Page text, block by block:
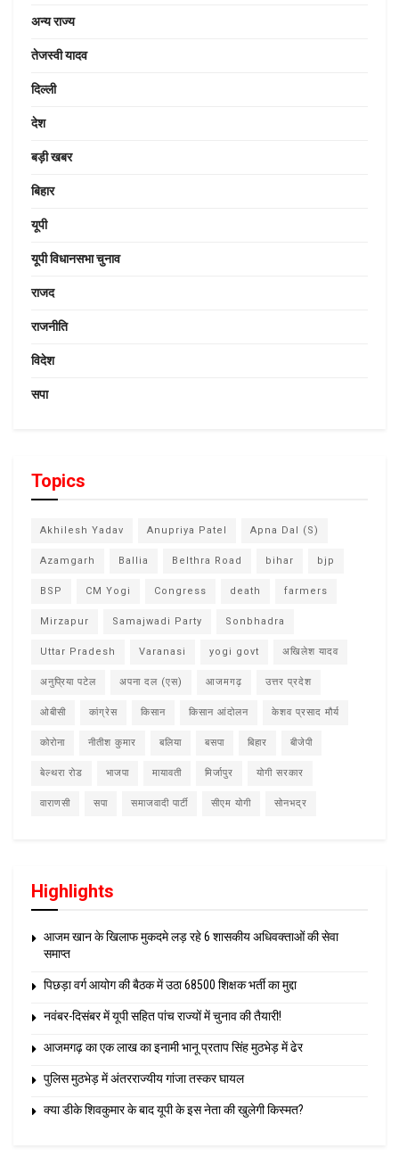
अन्य राज्य
तेजस्वी यादव
दिल्ली
देश
बड़ी खबर
बिहार
यूपी
यूपी विधानसभा चुनाव
राजद
राजनीति
विदेश
सपा
Topics
Akhilesh Yadav Anupriya Patel Apna Dal (S)
Azamgarh Ballia Belthra Road bihar bjp
BSP CM Yogi Congress death farmers
Mirzapur Samajwadi Party Sonbhadra
Uttar Pradesh Varanasi yogi govt अखिलेश यादव
अनुप्रिया पटेल अपना दल (एस) आजमगढ़ उत्तर प्रदेश
ओबीसी कांग्रेस किसान किसान आंदोलन केशव प्रसाद मौर्य
कोरोना नीतीश कुमार बलिया बसपा बिहार बीजेपी
बेल्थरा रोड भाजपा मायावती मिर्जापुर योगी सरकार
वाराणसी सपा समाजवादी पार्टी सीएम योगी सोनभद्र
Highlights
आजम खान के खिलाफ मुकदमे लड़ रहे 6 शासकीय अधिवक्ताओं की सेवा
समाप्त
पिछड़ा वर्ग आयोग की बैठक में उठा 68500 शिक्षक भर्ती का मुद्दा
नवंबर-दिसंबर में यूपी सहित पांच राज्यों में चुनाव की तैयारी!
आजमगढ़ का एक लाख का इनामी भानू प्रताप सिंह मुठभेड़ में ढेर
पुलिस मुठभेड़ में अंतरराज्यीय गांजा तस्कर घायल
क्या डीके शिवकुमार के बाद यूपी के इस नेता की खुलेगी किस्मत?